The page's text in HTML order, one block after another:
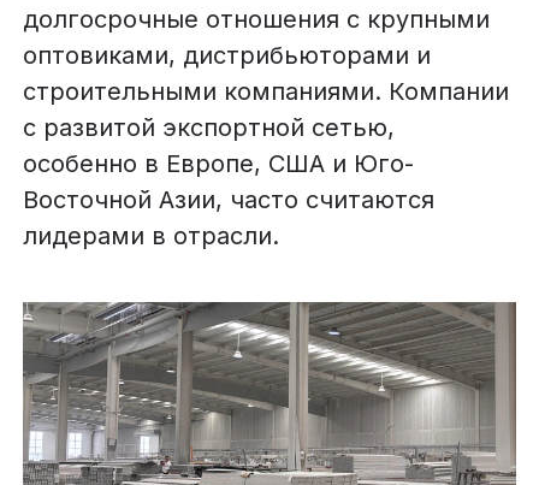
долгосрочные отношения с крупными
оптовиками, дистрибьюторами и
строительными компаниями. Компании
с развитой экспортной сетью,
особенно в Европе, США и Юго-
Восточной Азии, часто считаются
лидерами в отрасли.